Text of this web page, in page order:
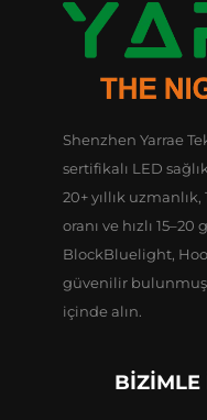
Shenzhen Yarrae
sertifikalı LED
20+ yıllık
oranı ve hızlı
BlockBluelight,
güvenilir
içinde alın.
BİZİMLE